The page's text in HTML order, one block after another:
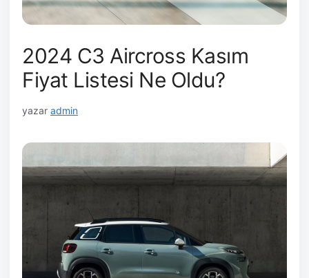
2024 C3 Aircross Kasım
Fiyat Listesi Ne Oldu?
yazar admin